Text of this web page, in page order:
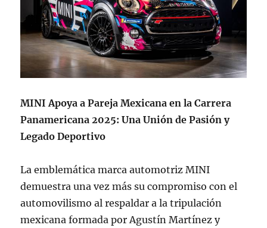
MINI Apoya a Pareja Mexicana en la Carrera
Panamericana 2025: Una Unión de Pasión y
Legado Deportivo
La emblemática marca automotriz MINI
demuestra una vez más su compromiso con el
automovilismo al respaldar a la tripulación
mexicana formada por Agustín Martínez y